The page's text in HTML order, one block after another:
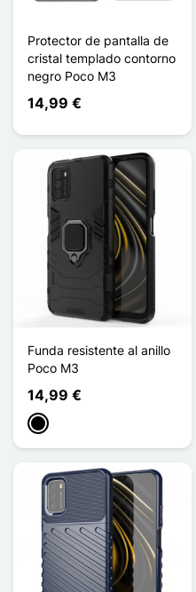
Protector de pantalla de
cristal templado contorno
negro Poco M3
14,99 €
Funda resistente al anillo
Poco M3
14,99 €
Negro